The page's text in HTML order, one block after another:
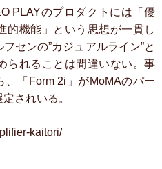
PLAYのプロダクトには「優
的機能」という思想が一貫し
センの”カジュアルライン”と
られることは間違いない。事
、「Form 2i」がMoMAのパー
されいる。
kaitori/